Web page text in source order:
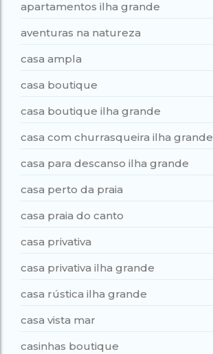
apartamentos ilha grande
aventuras na natureza
casa ampla
casa boutique
casa boutique ilha grande
casa com churrasqueira ilha grande
casa para descanso ilha grande
casa perto da praia
casa praia do canto
casa privativa
casa privativa ilha grande
casa rústica ilha grande
casa vista mar
casinhas boutique